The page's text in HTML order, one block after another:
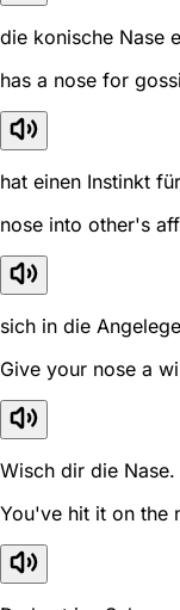
die konische Nase
has a nose for
hat einen Instinkt
nose into other's
sich in die
Give your nose a
Wisch dir die Nase.
You've hit it on the